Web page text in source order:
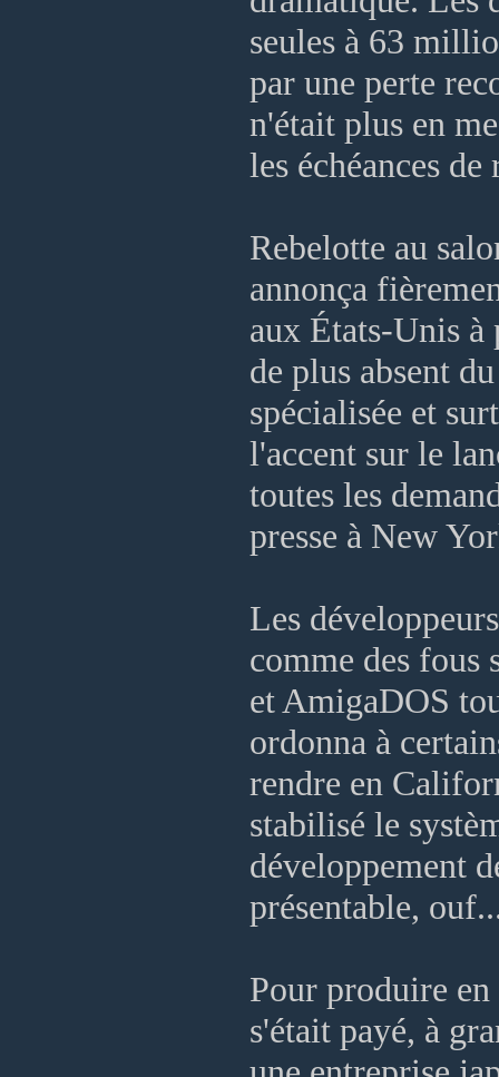
seules à 63
par une perte
n'était plus en
les échéances
Rebelotte au
annonça
aux États-Unis
de plus absent
spécialisée et
l'accent sur le
toutes les
presse à New
Les
comme des
et AmigaDOS
ordonna à
rendre en
stabilisé le
développement
présentable,
Pour produire
s'était payé, à